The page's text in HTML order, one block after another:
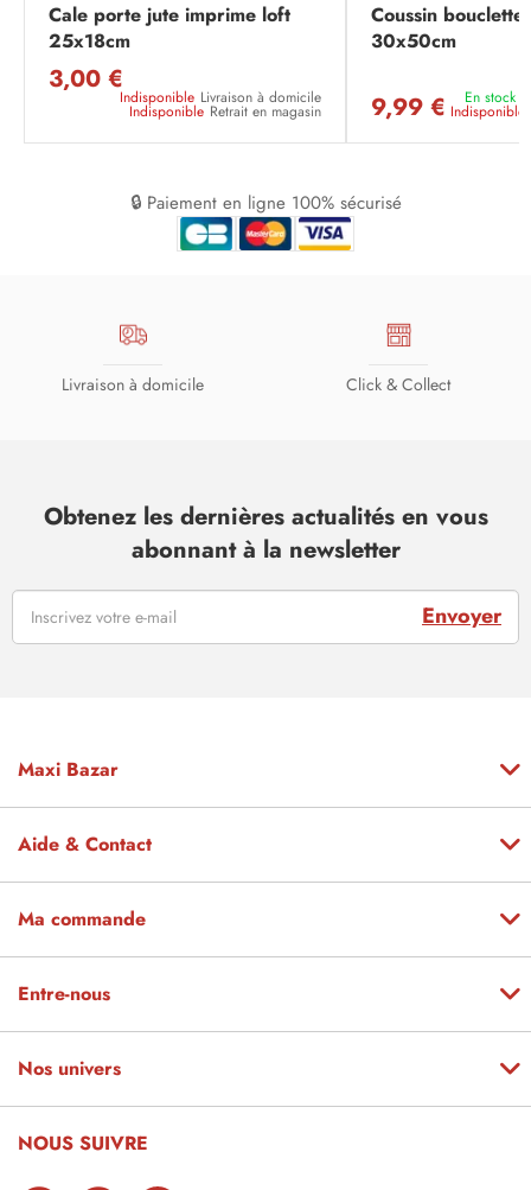
Cale porte jute imprime loft
25x18cm
3,00 €
Indisponible Livraison à domicile
Indisponible Retrait en magasin
Coussin
30x50cm
9,99 € En stock
Indisponible
🔒 Paiement en ligne 100% sécurisé
Livraison à domicile Click & Collect
Obtenez les dernières actualités en vous
abonnant à la newsletter
Envoyer
Maxi Bazar
Aide & Contact
Ma commande
Entre-nous
Nos univers
NOUS SUIVRE